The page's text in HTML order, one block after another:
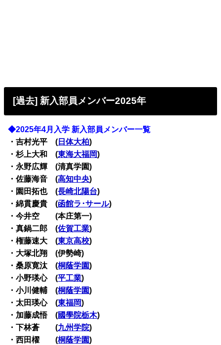
[過去] 新入部員メンバー2025年
◆2025年4月入学 新入部員メンバー一覧
・吉村光平 ( 日体大柏)
・杉上大和 (東海大福岡)
・永野広輝 (清真学園)
・佐藤海音 (高知中央)
・園田拓也 (長崎北陽台)
・綿貫慶貴 (函館ラ･サール)
・今井空 (本庄第一)
・真鍋二郎 (佐賀工業)
・権藤速大 (東京高校)
・大塚北翔 (伊勢崎)
・桑原寛汰 (桐蔭学園)
・小野瑛心 (平工業)
・小川健輔 (桐蔭学園)
・太田瑛心 (東福岡)
・加藤成悟 (國學院栃木)
・下林蒼 (九州学院)
・西田櫂 (桐蔭学園)